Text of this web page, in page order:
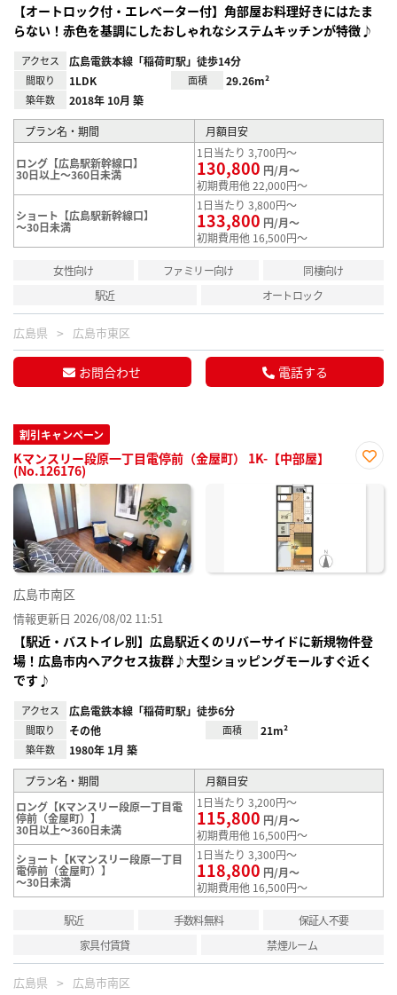
【オートロック付・エレベーター付】角部屋お料理好きにはたま
らない！赤色を基調にしたおしゃれなシステムキッチンが特徴♪
アクセス 広島電鉄本線「稲荷町駅」徒歩14分
間取り 1LDK 面積 29.26m²
築年数 2018年 10月 築
プラン名・期間 月額目安
ロング【広島駅新幹線口】
30日以上～360日未満
1日当たり 3,700円～
130,800 円/月～
初期費用他 22,000円～
ショート【広島駅新幹線口】
～30日未満
1日当たり 3,800円～
133,800 円/月～
初期費用他 16,500円～
女性向け ファミリー向け
同棲向け
駅近
オートロック
広島県 広島市東区
お問合わせ 電話する
割引キャンペーン
Kマンスリー段原一丁目電停前（金屋町） 1K-【中部屋】
(No.126176)
に入
広島市南区
情報更新日 2026/08/02 11:51
【駅近・バストイレ別】広島駅近くのリバーサイドに新規物件登
場！広島市内へアクセス抜群♪大型ショッピングモールすぐ近く
です♪
アクセス 広島電鉄本線「稲荷町駅」徒歩6分
間取り その他 面積 21m²
築年数 1980年 1月 築
プラン名・期間
月額目安
ロング【Kマンスリー段原一丁目電
停前（金屋町）】
30日以上～360日未満
1日当たり 3,200円～
115,800 円/月～
初期費用他 16,500円～
ショート【Kマンスリー段原一丁目
電停前（金屋町）】
～30日未満
1日当たり 3,300円～
118,800 円/月～
初期費用他 16,500円～
駅近 手数料無料
保証人不要
家具付賃貸
禁煙ルーム
広島県 広島市南区